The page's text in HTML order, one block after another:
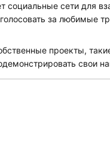
социальные сети для
за любимые
проекты,
свои